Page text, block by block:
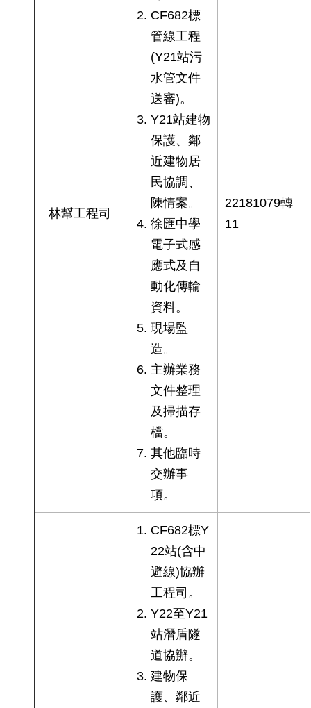
林幫工程司
CF682標
管線工程
(Y21站污
水管文件
送審)。
Y21站建物
保護、鄰
近建物居
民協調、
陳情案。
徐匯中學
電子式感
應式及自
動化傳輸
資料。
現場監
造。
主辦業務
文件整理
及掃描存
檔。
其他臨時
交辦事
項。
22181079轉
11
CF682標Y
22站(含中
避線)協辦
工程司。
Y22至Y21
站潛盾隧
道協辦。
建物保
護、鄰近